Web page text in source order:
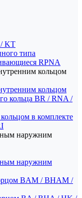
/ KT
типа
RPNA
кольцом
кольцом
кольца BR / RNA /
в комплекте
наружним
наружним
BAM / BHAM /